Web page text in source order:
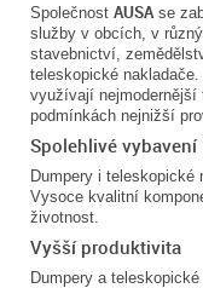
Společnost AUSAse
služby v obcích, v
stavebnictví,
teleskopické
využívají nejmodernější
podmínkách nejnižší
Spolehlivé vybavení
Dumpery i
Vysoce kvalitní
životnost.
Vyšší produktivita
Dumpery a